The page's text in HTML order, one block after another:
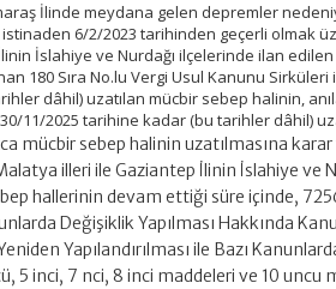
İlinde meydana gelen depremler
6/2/2023 tarihinden geçerli olmak
İslahiye ve Nurdağı ilçelerinde ilan edilen
180 Sıra No.lu Vergi Usul Kanunu
dâhil) uzatılan mücbir sebep halinin,
11/2025 tarihine kadar (bu tarihler dâhil)
mücbir sebep halinin uzatılmasına
illeri ile Gaziantep İlinin İslahiye ve
hallerinin devam ettiği süre içinde,
Değişiklik Yapılması Hakkında
Yapılandırılması ile Bazı
5 inci, 7 nci, 8 inci maddeleri ve 10 uncu